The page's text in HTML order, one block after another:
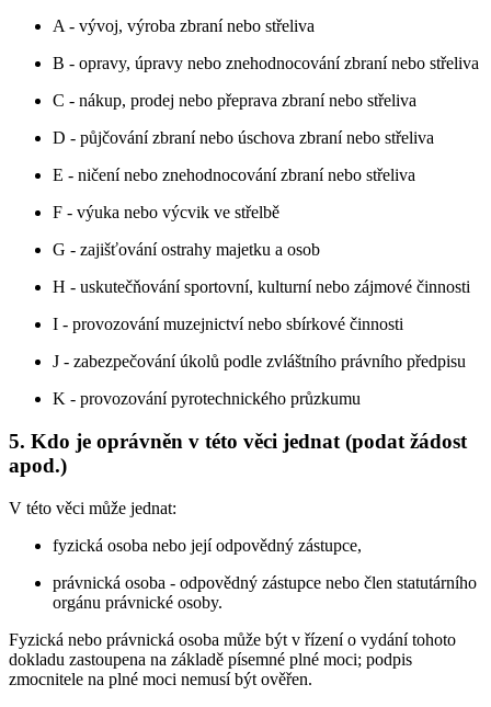
A - vývoj, výroba zbraní nebo střeliva
B - opravy, úpravy nebo znehodnocování zbraní nebo střeliva
C - nákup, prodej nebo přeprava zbraní nebo střeliva
D - půjčování zbraní nebo úschova zbraní nebo střeliva
E - ničení nebo znehodnocování zbraní nebo střeliva
F - výuka nebo výcvik ve střelbě
G - zajišťování ostrahy majetku a osob
H - uskutečňování sportovní, kulturní nebo zájmové činnosti
I - provozování muzejnictví nebo sbírkové činnosti
J - zabezpečování úkolů podle zvláštního právního předpisu
K - provozování pyrotechnického průzkumu
5. Kdo je oprávněn v této věci jednat (podat žádost
apod.)
V této věci může jednat:
fyzická osoba nebo její odpovědný zástupce,
právnická osoba - odpovědný zástupce nebo člen statutárního
orgánu právnické osoby.
Fyzická nebo právnická osoba může být v řízení o vydání tohoto
dokladu zastoupena na základě písemné plné moci; podpis
zmocnitele na plné moci nemusí být ověřen.